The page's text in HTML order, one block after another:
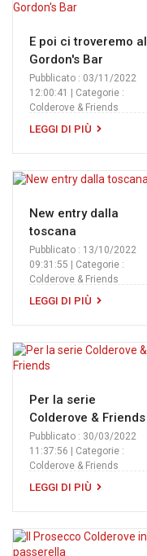
E poi ci troveremo al
Gordon's Bar
Pubblicato : 03/11/2022
12:00:41 | Categorie :
Colderove & Friends
LEGGI DI PIÙ
New entry dalla
toscana
Pubblicato : 13/10/2022
09:31:55 | Categorie :
Colderove & Friends
LEGGI DI PIÙ
Per la serie
Colderove & Friends
Pubblicato : 30/03/2022
11:37:56 | Categorie :
Colderove & Friends
LEGGI DI PIÙ